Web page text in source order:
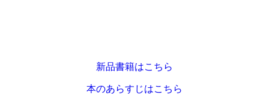
新品書籍はこちら
本のあらすじはこちら